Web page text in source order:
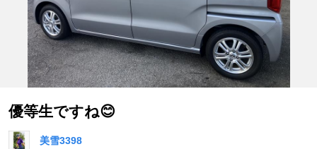
優等生ですね😊
美雪3398